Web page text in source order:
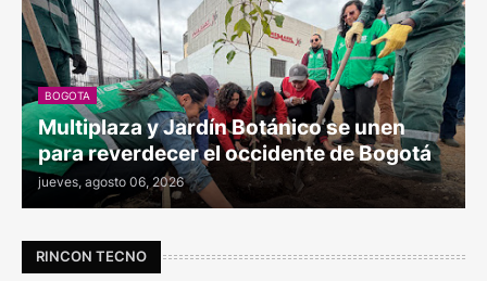
BOGOTA
Multiplaza y Jardín Botánico se unen
para reverdecer el occidente de Bogotá
jueves, agosto 06, 2026
RINCON TECNO